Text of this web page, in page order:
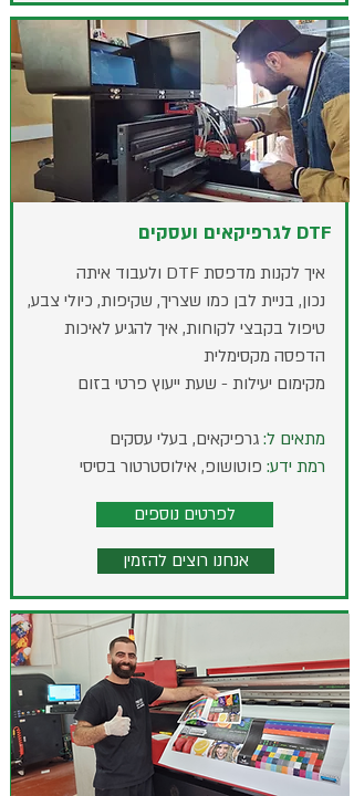
DTF לגרפיקאים ועסקים
איך לקנות מדפסת DTF ולעבוד איתה
נכון, בניית לבן כמו שצריך, שקיפות, כיולי צבע,
טיפול בקבצי לקוחות, איך להגיע לאיכות
הדפסה מקסימלית
מקימום יעילות - שעת ייעוץ פרטי בזום
מתאים ל: גרפיקאים, בעלי עסקים
רמת ידע: פוטושופ, אילוסטרטור בסיסי
לפרטים נוספים
אנחנו רוצים להזמין